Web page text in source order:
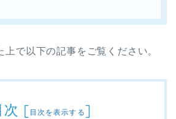
上で以下の記事をご覧ください。
次 [目次を表示する]